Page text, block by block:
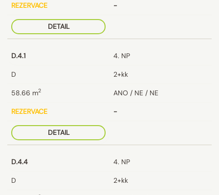
REZERVACE -
DETAIL
D.4.1 4. NP
D 2+kk
58.66 m2 ANO / NE / NE
REZERVACE -
DETAIL
D.4.4 4. NP
D 2+kk